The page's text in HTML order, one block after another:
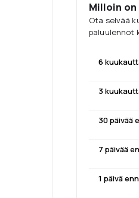
Milloin
Ota selvää
paluulennot
6
3
30 päivää
7 päivää
1 päivä